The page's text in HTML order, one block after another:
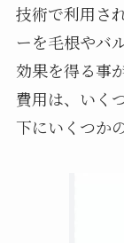
技術で利用さ
ーを毛根やバ
効果を得る事
費用は、いく
下にいくつか